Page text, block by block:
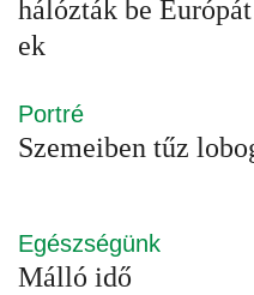
hálózták be
ek
Portré
Szemeiben tűz
Egészségünk
Málló idő